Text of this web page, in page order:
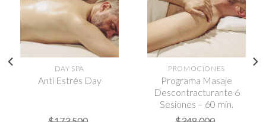
Agregar
a la lista
de
deseos
DAY SPA
Anti Estrés Day
Agregar
a la lista
deseos
PROMOCIONES
Programa Masaje
Descontracturante 6
Sesiones – 60 min.